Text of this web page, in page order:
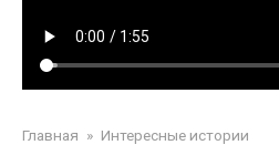
Главная » Интересные истории